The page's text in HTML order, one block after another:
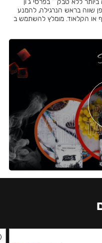
ללא טבק"" בפרסי ג'ון
לפזר באופן שווה בראש הנרגילה, להמנע
או הקלאוד. מומלץ להשתמש ב